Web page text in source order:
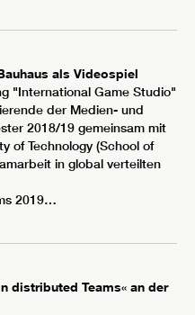
als Videospiel
"International Game Studio"
der Medien- und
2018/19 gemeinsam mit
of Technology (School of
in global verteilten
2019…
distributed Teams« an der